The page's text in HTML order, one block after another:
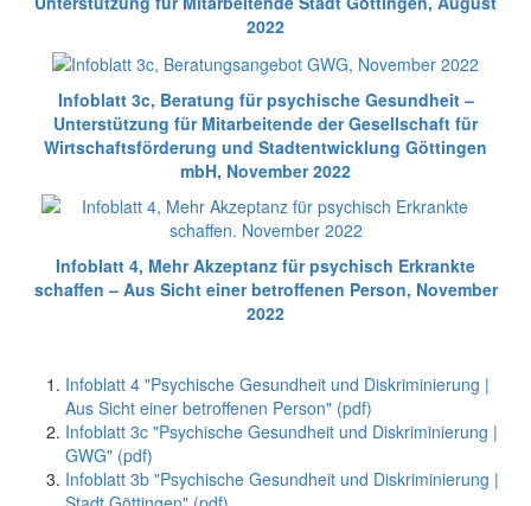
2022
Infoblatt 3c, Beratung für psychische Gesundheit –
Unterstützung für Mitarbeitende der Gesellschaft für
Wirtschaftsförderung und Stadtentwicklung Göttingen
mbH, November 2022
Infoblatt 4, Mehr Akzeptanz für psychisch Erkrankte
schaffen – Aus Sicht einer betroffenen Person, November
2022
Infoblatt 4 "Psychische Gesundheit und Diskriminierung |
Aus Sicht einer betroffenen Person" (pdf)
Infoblatt 3c "Psychische Gesundheit und Diskriminierung |
GWG" (pdf)
Infoblatt 3b "Psychische Gesundheit und Diskriminierung |